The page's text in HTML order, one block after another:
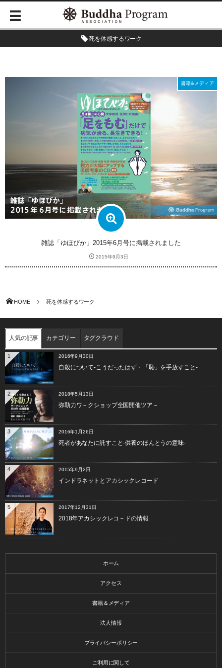
死を体感するワーク
雑誌「ゆほびか」2015年6月号に掲載されました
2015年9月3日
書籍&メディア
HOME 死を体感するワーク
人気の記事 カテゴリー タグクラウド
2016年9月30日
自殺について-こうだったはず・「恥」を手放すこと-
1
2018年5月13日
弥勒力ワ－クショップ全国開催ツア－
2
2016年1月26日
死者があなたに託すこと-供養のほんとうの意味-
3
2015年9月2日
インドラネットとアカシックレコード
4
2017年12月31日
2018年アカシックレコ－ドの情報
5
ホーム
アクセス
書籍＆メディア
法人情報
プライバシーポリシー
ご利用に関して